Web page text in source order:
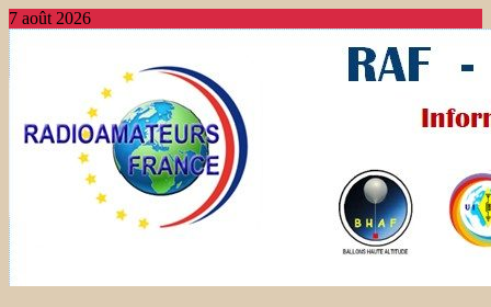
7 août 2026